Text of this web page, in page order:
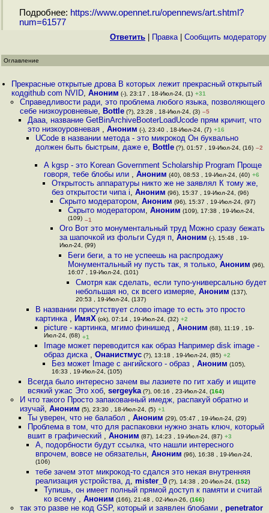
Подробнее: https://www.opennet.ru/opennews/art.shtml?
num=61577
Ответить Правка| Cообщить модератору
Оглавление
Прекрасные открытые дрова В которых лежит прекрасный открытый
кодgithub com NVID,Аноним (-), 23:17 , 18-Июл-24, (1) +31
Справедливости ради, это проблема любого языка, позволяющего
себе низкоуровневые, Bottle(?), 23:28 , 18-Июл-24, (3) –5
Дааа, название GetBinArchiveBooterLoadUcode прям кричит, что
это низкоуровневая , Аноним (-), 23:40 , 18-Июл-24, (7) +16
UCode в названии метода - это микрокод Он буквально
должен быть быстрым, даже е, Bottle (?), 01:57 , 19-Июл-24, (16) –2
А kgsp - это Korean Government Scholarship Program Проще
говоря, тебе блобы или , Аноним (40), 08:53 , 19-Июл-24, (40) +6
Открытость аппаратуры никто же не заявлял К тому же,
без открытости чипа i, Аноним (96), 15:37 , 19-Июл-24, (96)
Скрыто модератором,Аноним (96), 15:37 , 19-Июл-24, (97)
Скрыто модератором, Аноним (109), 17:38 , 19-Июл-24,
(109) –1
Ого Вот это монументальный труд Можно сразу бежать
за шапочкой из фольги Судя п,Аноним (-), 15:48 , 19-
Июл-24, (99)
Беги беги, а то не успеешь на распродажу
Монументальный ну пусть так, я только, Аноним (96),
16:07 , 19-Июл-24, (101)
Смотря как сделать, если тупо-универсально будет
небольшая но, ск всего измеряе, Аноним (137),
20:53 , 19-Июл-24, (137)
В названии присутствует слово image то есть это просто
картинка , ИмяХ (ok), 07:14 , 19-Июл-24, (32) +2
picture - картинка, мгимо финишед , Аноним (68), 11:19 , 19-
Июл-24, (68) +1
Image может переводится как образ Например disk image -
образ диска , Онанистмус(?), 13:18 , 19-Июл-24, (85) +2
Без может Image с ангийского - образ , Аноним (105),
16:33 , 19-Июл-24, (105)
Всегда было интересно зачем вы лазиете по гит хабу и ищите
всякий ужас Это хоб, sergeyka(?), 06:16 , 23-Июл-24, (164)
И что такого Просто запакованный имедж, распакуй обратно и
изучай, Аноним (5), 23:30 , 18-Июл-24, (5) +1
Ты уверен, что не балабол , Аноним (29), 05:47 , 19-Июл-24, (29)
Проблема в том, что для распаковки нужно знать ключ, который
вшит в графический , Аноним (87), 14:23 , 19-Июл-24, (87) +3
А, подорбности будут ссылка, что нашли интересного
впрочем, вовсе не обязательн,Аноним (96), 16:38 , 19-Июл-24,
(106)
тебе зачем этот микрокод-то сдался это некая внутренняя
реализация устройства, д,mister_0 (?), 14:38 , 20-Июл-24, (152)
Тупишь, он имеет полный прямой доступ к памяти и считай
ко всему , Аноним (166), 21:48 , 02-Июл-26, (166)
так это разве не код GSP, который и заявлен блобами , penetrator